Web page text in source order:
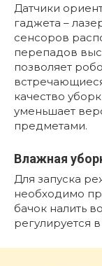
Датчики
гаджета –
сенсоров
перепадов
позволяет
качество
уменьшает
предметами.
Влажная
Для запуска
необходимо
бачок налить
регулируется